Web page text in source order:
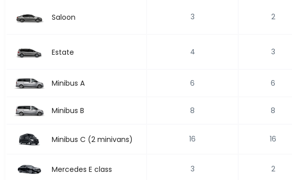
Saloon 3 2
Estate 4 3
Minibus A 6 6
Minibus B 8 8
Minibus C (2 minivans) 16 16
Mercedes E class 3 2